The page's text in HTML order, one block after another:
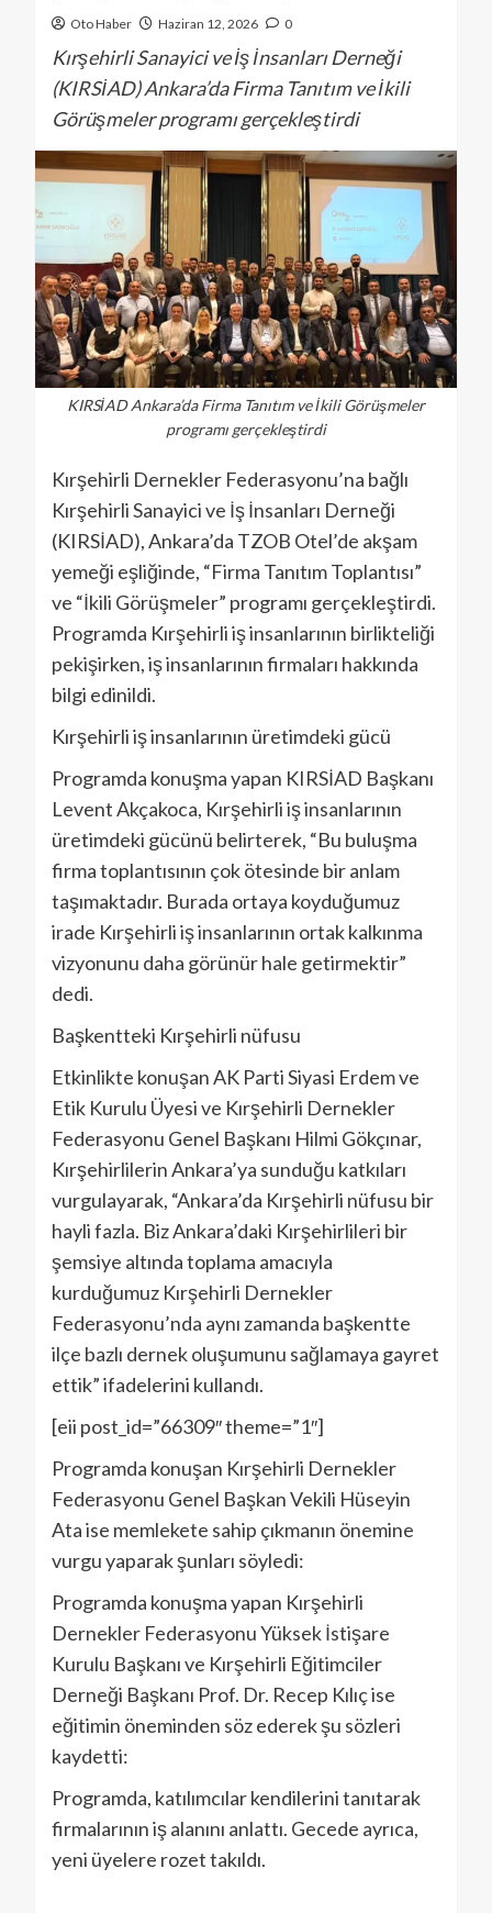
Oto Haber Haziran 12, 2026 0
Kırşehirli Sanayici ve İş İnsanları Derneği
(KIRSİAD) Ankara’da Firma Tanıtım ve İkili
Görüşmeler programı gerçekleştirdi
KIRSİAD Ankara’da Firma Tanıtım ve İkili Görüşmeler
programı gerçekleştirdi
Kırşehirli Dernekler Federasyonu’na bağlı
Kırşehirli Sanayici ve İş İnsanları Derneği
(KIRSİAD), Ankara’da TZOB Otel’de akşam
yemeği eşliğinde, “Firma Tanıtım Toplantısı”
ve “İkili Görüşmeler” programı gerçekleştirdi.
Programda Kırşehirli iş insanlarının birlikteliği
pekişirken, iş insanlarının firmaları hakkında
bilgi edinildi.
Kırşehirli iş insanlarının üretimdeki gücü
Programda konuşma yapan KIRSİAD Başkanı
Levent Akçakoca, Kırşehirli iş insanlarının
üretimdeki gücünü belirterek, “Bu buluşma
firma toplantısının çok ötesinde bir anlam
taşımaktadır. Burada ortaya koyduğumuz
irade Kırşehirli iş insanlarının ortak kalkınma
vizyonunu daha görünür hale getirmektir”
dedi.
Başkentteki Kırşehirli nüfusu
Etkinlikte konuşan AK Parti Siyasi Erdem ve
Etik Kurulu Üyesi ve Kırşehirli Dernekler
Federasyonu Genel Başkanı Hilmi Gökçınar,
Kırşehirlilerin Ankara’ya sunduğu katkıları
vurgulayarak, “Ankara’da Kırşehirli nüfusu bir
hayli fazla. Biz Ankara’daki Kırşehirlileri bir
şemsiye altında toplama amacıyla
kurduğumuz Kırşehirli Dernekler
Federasyonu’nda aynı zamanda başkentte
ilçe bazlı dernek oluşumunu sağlamaya gayret
ettik” ifadelerini kullandı.
[eii post_id=”66309″ theme=”1″]
Programda konuşan Kırşehirli Dernekler
Federasyonu Genel Başkan Vekili Hüseyin
Ata ise memlekete sahip çıkmanın önemine
vurgu yaparak şunları söyledi:
Programda konuşma yapan Kırşehirli
Dernekler Federasyonu Yüksek İstişare
Kurulu Başkanı ve Kırşehirli Eğitimciler
Derneği Başkanı Prof. Dr. Recep Kılıç ise
eğitimin öneminden söz ederek şu sözleri
kaydetti:
Programda, katılımcılar kendilerini tanıtarak
firmalarının iş alanını anlattı. Gecede ayrıca,
yeni üyelere rozet takıldı.